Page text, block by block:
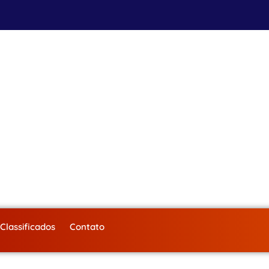
Classificados Contato